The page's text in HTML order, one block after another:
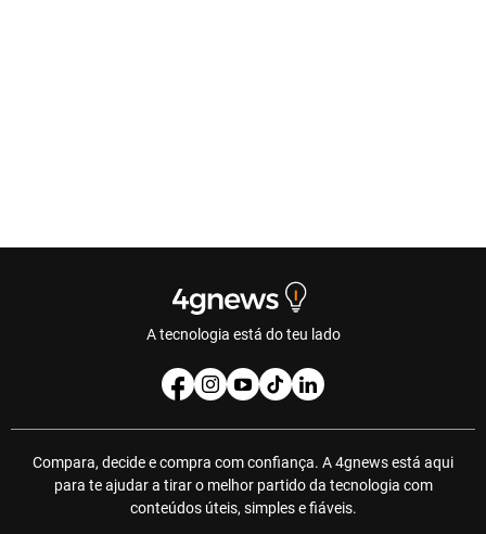
A tecnologia está do teu lado
Compara, decide e compra com confiança. A 4gnews está aqui
para te ajudar a tirar o melhor partido da tecnologia com
conteúdos úteis, simples e fiáveis.